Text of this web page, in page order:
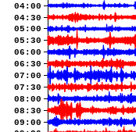
04:00
04:30
05:00
05:30
06:00
06:30
07:00
07:30
08:00
08:30
09:00